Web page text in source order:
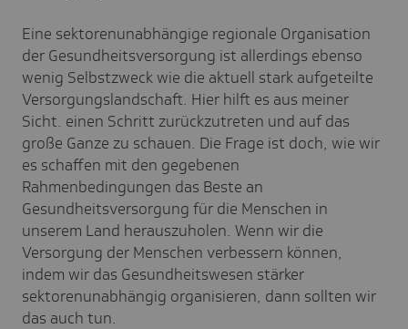
Eine sektorenunabhängige regionale Organisation
der Gesundheitsversorgung ist allerdings ebenso
wenig Selbstzweck wie die aktuell stark aufgeteilte
Versorgungslandschaft. Hier hilft es aus meiner
Sicht. einen Schritt zurückzutreten und auf das
große Ganze zu schauen. Die Frage ist doch, wie wir
es schaffen mit den gegebenen
Rahmenbedingungen das Beste an
Gesundheitsversorgung für die Menschen in
unserem Land herauszuholen. Wenn wir die
Versorgung der Menschen verbessern können,
indem wir das Gesundheitswesen stärker
sektorenunabhängig organisieren, dann sollten wir
das auch tun.